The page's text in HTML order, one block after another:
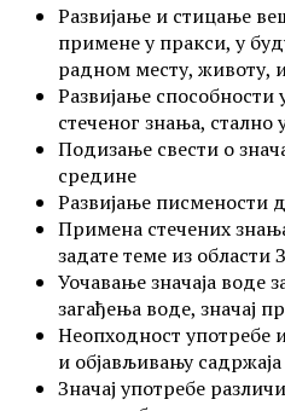
Развијање и стицање
примене у пракси, у
радном месту, животу,
Развијање
стеченог знања,
Подизање свести о
средине
Развијање писмености
Примена стечених
задате теме из
Уочавање значаја воде
загађења воде, значај
Неопходност употребе
и објављивању садржаја
Значај употребе